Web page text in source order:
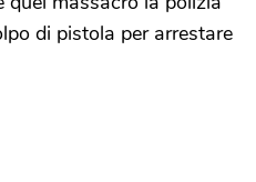
di pistola per arrestare